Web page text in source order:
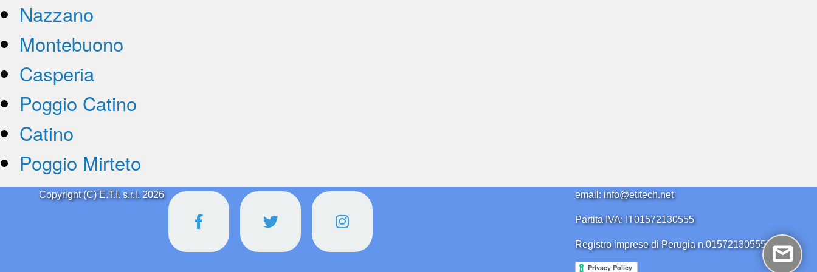
Nazzano
Montebuono
Casperia
Poggio Catino
Catino
Poggio Mirteto
Copyright (C) E.T.I. s.r.l. 2026 email: info@etitech.net
Partita IVA: IT01572130555
Registro imprese di Perugia n.01572130555